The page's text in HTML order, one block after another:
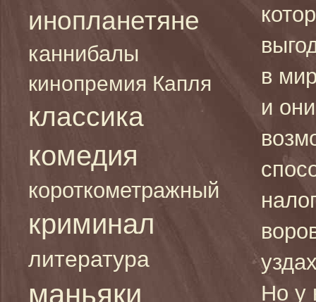
инопланетяне
каннибалы
кинопремия Капля
классика
комедия
короткометражный
криминал
литература
маньяки
в
и
Но у